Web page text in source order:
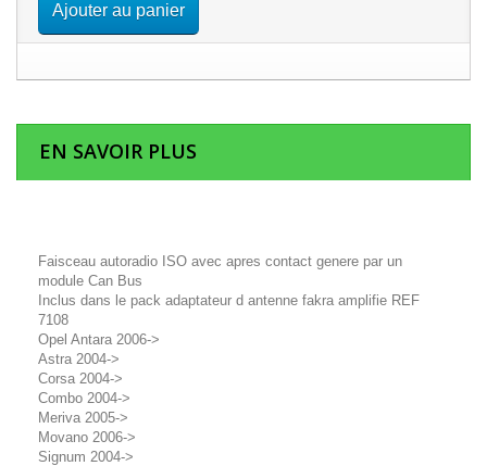
Ajouter au panier
EN SAVOIR PLUS
Faisceau autoradio ISO avec apres contact genere par un
module Can Bus
Inclus dans le pack adaptateur d antenne fakra amplifie REF
7108
Opel Antara 2006->
Astra 2004->
Corsa 2004->
Combo 2004->
Meriva 2005->
Movano 2006->
Signum 2004->